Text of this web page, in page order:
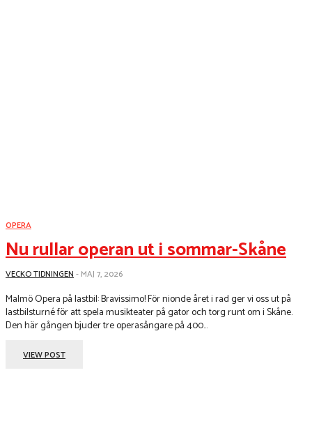
OPERA
Nu rullar operan ut i sommar-Skåne
VECKO TIDNINGEN- MAJ 7, 2026
Malmö Opera på lastbil: Bravissimo! För nionde året i rad ger vi oss ut på
lastbilsturné för att spela musikteater på gator och torg runt om i Skåne.
Den här gången bjuder tre operasångare på 400...
VIEW POST